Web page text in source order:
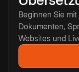
Beginnen Sie
Dokumenten,
Websites und